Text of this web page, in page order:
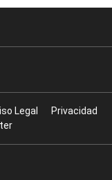
Legal
Privacidad